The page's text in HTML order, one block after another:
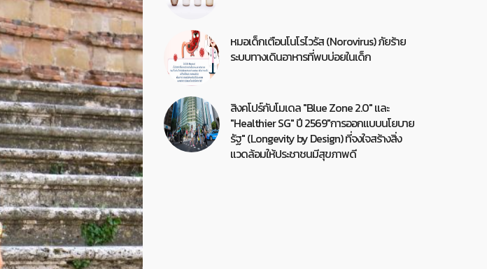
หมอเด็กเตือนโนโรไวรัส (Norovirus) ภัยร้าย
ระบบทางเดินอาหารที่พบบ่อยในเด็ก
สิงคโปร์กับโมเดล "Blue Zone 2.0" และ
"Healthier SG" ปี 2569"การออกแบบนโยบาย
รัฐ" (Longevity by Design) ที่จงใจสร้างสิ่ง
แวดล้อมให้ประชาชนมีสุขภาพดี